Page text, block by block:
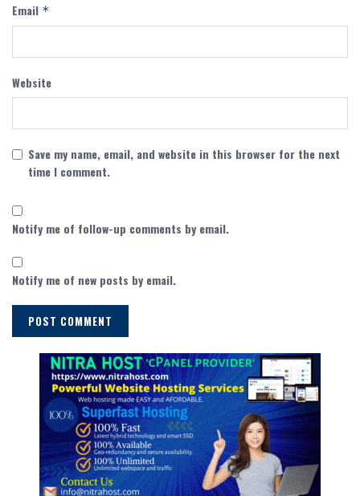
Email *
Website
Save my name, email, and website in this browser for the next
time I comment.
Notify me of follow-up comments by email.
Notify me of new posts by email.